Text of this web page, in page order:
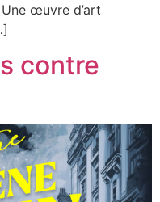
œuvre d’art
contre